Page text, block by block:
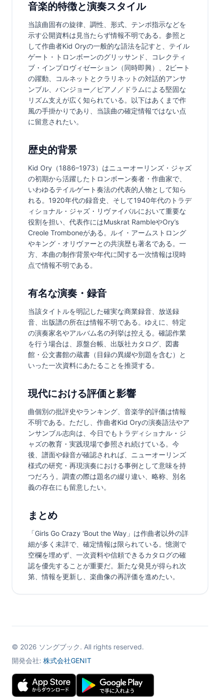
音楽的特徴と演奏スタイル
当該曲固有の旋律、調性、形式、テンポ指示などを
示す公開資料は見当たらず情報不明である。参照と
して作曲者Kid Oryの一般的な語法を記すと、テイル
ゲート・トロンボーンのグリッサンド、コレクティ
ブ・インプロヴィゼーション（同時即興）、2ビート
の躍動、コルネットとクラリネットの対話的アンサ
ンブル、バンジョー／ピアノ／ドラムによる堅固な
リズム支えが広く知られている。以下はあくまで作
風の手掛かりであり、当該曲の確定情報ではない点
に留意されたい。
歴史的背景
Kid Ory（1886–1973）はニューオーリンズ・ジャズ
の初期から活躍したトロンボーン奏者・作曲家で、
いわゆるテイルゲート奏法の代表的人物として知ら
れる。1920年代の録音史、そして1940年代のトラデ
ィショナル・ジャズ・リヴァイバルにおいて重要な
役割を担い、代表作にはMuskrat RambleやOry’s
Creole Tromboneがある。ルイ・アームストロング
やキング・オリヴァーとの共演歴も著名である。一
方、本曲の制作背景や年代に関する一次情報は現時
点で情報不明である。
有名な演奏・録音
当該タイトルを明記した確実な商業録音、放送録
音、出版譜の所在は情報不明である。ゆえに、特定
の演奏家名やアルバム名の列挙は控える。確認作業
を行う場合は、原盤台帳、出版社カタログ、図書
館・公文書館の蔵書（目録の異綴や別題を含む）と
いった一次資料にあたることを推奨する。
現代における評価と影響
曲個別の批評史やランキング、音楽学的評価は情報
不明である。ただし、作曲者Kid Oryの演奏語法やア
ンサンブル志向は、今日でもトラディショナル・ジ
ャズの教育・実践現場で参照され続けている。今
後、譜面や録音が確認されれば、ニューオーリンズ
様式の研究・再現演奏における事例として意味を持
つだろう。調査の際は題名の綴り違い、略称、別名
義の存在にも留意したい。
まとめ
「Girls Go Crazy 'Bout the Way」は作曲者以外の詳
細が多く未詳で、確定情報は限られている。憶測で
空欄を埋めず、一次資料や信頼できるカタログの確
認を優先することが重要だ。新たな発見が得られ次
第、情報を更新し、楽曲像の再評価を進めたい。
© 2026 ソングブック. All rights reserved.
開発会社: 株式会社GENIT